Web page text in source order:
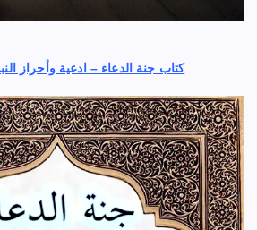
كتاب جنة الدعاء – ادعية وأحراز